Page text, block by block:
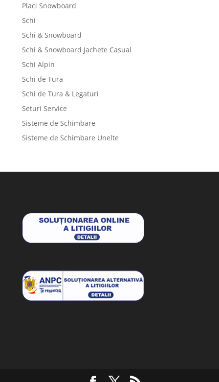
Placi Snowboard
Schi
Schi & Snowboard
Schi & Snowboard Jachete Casual
Schi Alpin
Schi de Tura
Schi de Tura & Legaturi
Seturi Service
Sisteme de Schimbare
Sisteme de Schimbare Unelte